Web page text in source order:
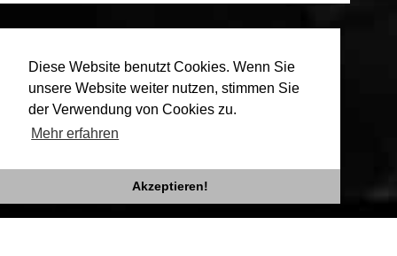
Diese Website benutzt Cookies. Wenn Sie
unsere Website weiter nutzen, stimmen Sie
der Verwendung von Cookies zu.
Mehr erfahren
Akzeptieren!
VON UND MIT
Markus&Markus